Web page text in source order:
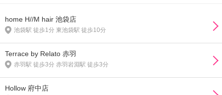
home H//M hair 池袋店
池袋駅 徒歩1分 東池袋駅 徒歩10分
Terrace by Relato 赤羽
赤羽駅 徒歩3分 赤羽岩淵駅 徒歩3分
Hollow 府中店